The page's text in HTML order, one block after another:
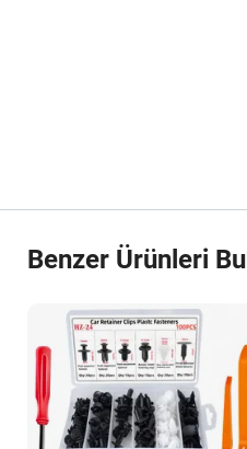
Benzer Ürünleri Bul